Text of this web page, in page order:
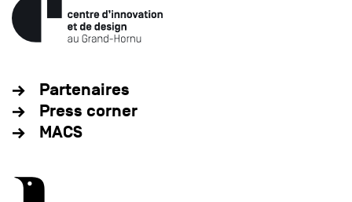
Partenaires
Press corner
MACS